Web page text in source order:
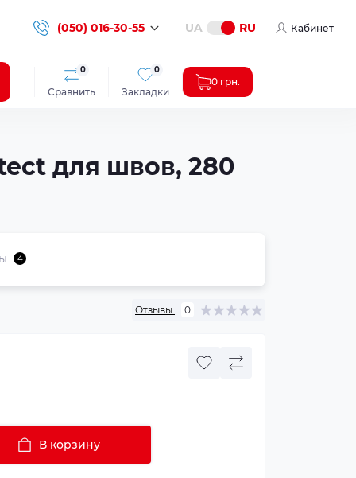
(050) 016-30-55 UA RU Кабинет
Сравнить
0
Закладки
0
0 грн.
для швов, 280
4
Отзывы: 0
В корзину